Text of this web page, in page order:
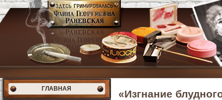
ГЛАВНАЯ «Изгнание